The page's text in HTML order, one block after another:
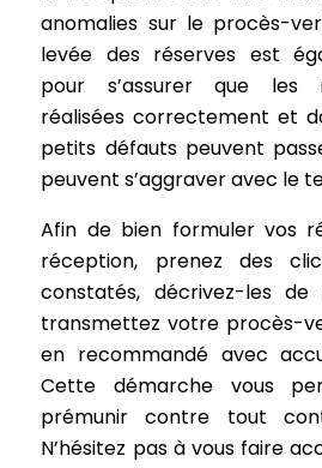
anomalies sur le procès-
levée des réserves est
pour s’assurer que les
réalisées correctement et
petits défauts peuvent
peuvent s’aggraver avec le
Afin de bien formuler vos
réception, prenez des
constatés, décrivez-les
transmettez votre procès-
en recommandé avec
Cette démarche vous
prémunir contre tout
N’hésitez pas à vous faire